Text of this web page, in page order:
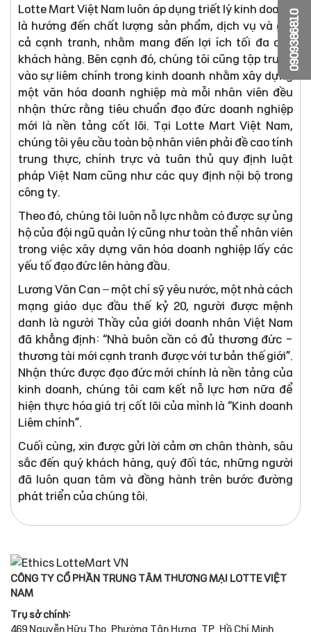
Lotte Mart Việt Nam luôn áp dụng triết lý kinh doanh
là hướng đến chất lượng sản phẩm, dịch vụ và giá
cả cạnh tranh, nhằm mang đến lợi ích tối đa cho
khách hàng. Bên cạnh đó, chúng tôi cũng tập trung
vào sự liêm chính trong kinh doanh nhằm xây dựng
một văn hóa doanh nghiệp mà mỗi nhân viên đều
nhận thức rằng tiêu chuẩn đạo đức doanh nghiệp
mới là nền tảng cốt lõi. Tại Lotte Mart Việt Nam,
chúng tôi yêu cầu toàn bộ nhân viên phải đề cao tính
trung thực, chính trực và tuân thủ quy định luật
pháp Việt Nam cũng như các quy định nội bộ trong
công ty.
Theo đó, chúng tôi luôn nỗ lực nhằm có được sự ủng
hộ của đội ngũ quản lý cũng như toàn thể nhân viên
trong việc xây dựng văn hóa doanh nghiệp lấy các
yếu tố đạo đức lên hàng đầu.
Lương Văn Can – một chí sỹ yêu nước, một nhà cách
mạng giáo dục đầu thế kỷ 20, người được mệnh
danh là người Thầy của giới doanh nhân Việt Nam
đã khẳng định: “Nhà buôn cần có đủ thương đức -
thương tài mới cạnh tranh được với tư bản thế giới”.
Nhận thức được đạo đức mới chính là nền tảng của
kinh doanh, chúng tôi cam kết nỗ lực hơn nữa để
hiện thực hóa giá trị cốt lõi của mình là “Kinh doanh
Liêm chính”.
Cuối cùng, xin được gửi lời cảm ơn chân thành, sâu
sắc đến quý khách hàng, quý đối tác, những người
đã luôn quan tâm và đồng hành trên bước đường
phát triển của chúng tôi.
CÔNG TY CỔ PHẦN TRUNG TÂM THƯƠNG MẠI LOTTE VIỆT
NAM
Trụ sở chính:
469 Nguyễn Hữu Thọ, Phường Tân Hưng, TP. Hồ Chí Minh
0909386810